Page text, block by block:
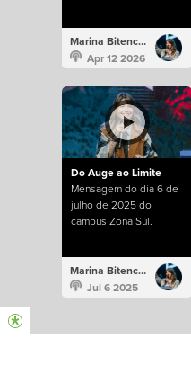
Marina Bitencourt
Apr 12 2026
Do Auge ao Limite
Mensagem do dia 6 de
julho de 2025 do
campus Zona Sul.
Marina Bitencourt
Jul 6 2025